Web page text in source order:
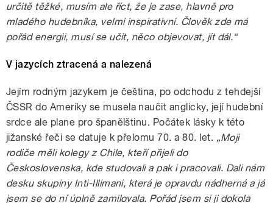
určitě těžké, musím ale říct, že je zase, hlavně pro
mladého hudebníka, velmi inspirativní. Člověk zde má
pořád energii, musí se učit, něco objevovat, jít dál.“
V jazycích ztracená a nalezená
Jejím rodným jazykem je čeština, po odchodu z tehdejší
ČSSR do Ameriky se musela naučit anglicky, její hudební
srdce ale plane pro španělštinu. Počátek lásky k této
jižanské řeči se datuje k přelomu 70. a 80. let. „Moji
rodiče měli kolegy z Chile, kteří přijeli do
Československa, kde studovali a pak i pracovali. Dali nám
desku skupiny Inti-Illimani, která je opravdu nádherná a já
jsem se do ní úplně zamilovala. Pořád jsem si ji dokola